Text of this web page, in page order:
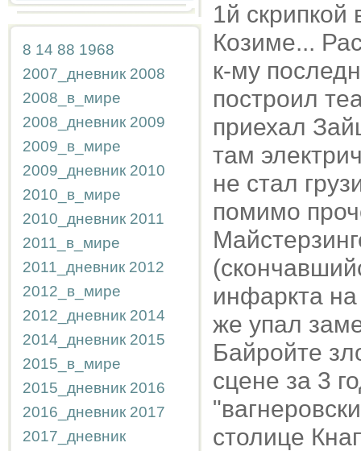
8 14 88 1968
2007_дневник 2008
2008_в_мире
2008_дневник 2009
2009_в_мире
2009_дневник 2010
2010_в_мире
2010_дневник 2011
2011_в_мире
2011_дневник 2012
2012_в_мире
2012_дневник 2014
2014_дневник 2015
2015_в_мире
2015_дневник 2016
2016_дневник 2017
2017_дневник
1й
Козиме...
к-му
построил
приехал
там
не стал
помимо
инфаркта на
же упал
Байройте
сцене за 3
столице